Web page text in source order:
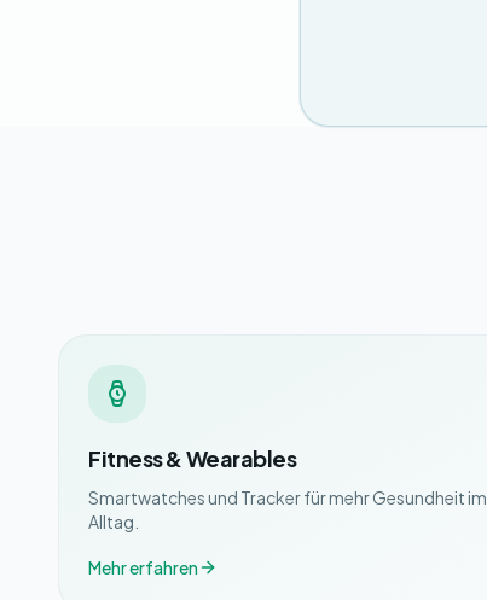
Fitness & Wearables
Smartwatches und Tracker für mehr Gesundheit im
Alltag.
Mehr erfahren